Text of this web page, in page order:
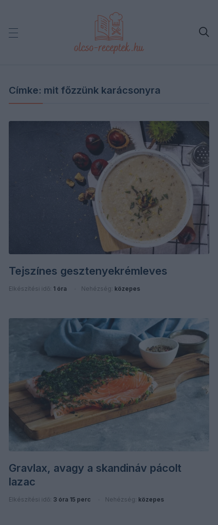

Címke: mit főzzünk karácsonyra
Tejszínes gesztenyekrémleves
Elkészítési idő: 1 óra Nehézség: közepes
Gravlax, avagy a skandináv pácolt
lazac
Elkészítési idő: 3 óra 15 perc Nehézség: közepes